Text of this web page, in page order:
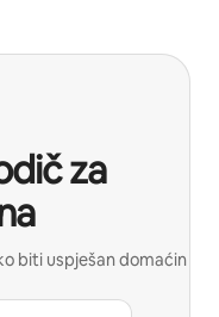
za
biti uspješan domaćin